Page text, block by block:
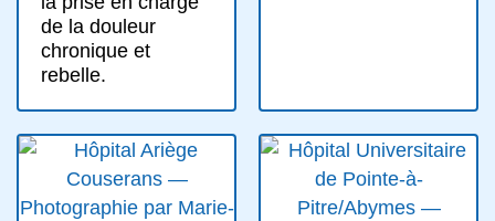
de la douleur
chronique et
rebelle.